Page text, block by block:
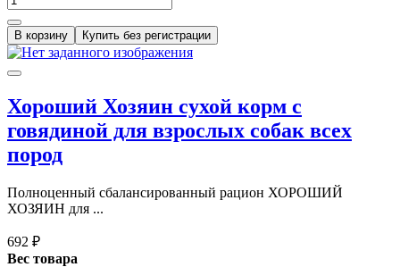
В корзину Купить без регистрации
Хороший Хозяин сухой корм с
говядиной для взрослых собак всех
пород
Полноценный сбалансированный рацион ХОРОШИЙ
ХОЗЯИН для ...
692 ₽
Вес товара